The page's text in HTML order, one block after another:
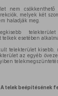
nem
melyek két
haladják meg.
esetében
telekterület kisebb,
az egyéb
A telek beépítésének